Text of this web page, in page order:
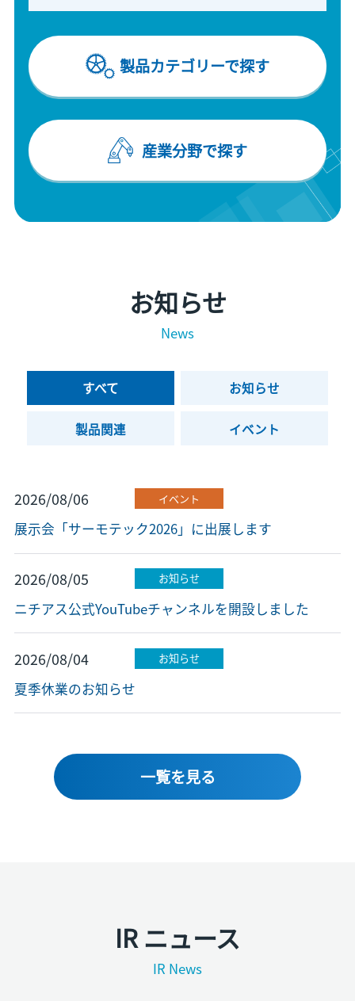
製品カテゴリーで探す
産業分野で探す
お知らせ
News
すべて お知らせ
製品関連 イベント
2026/08/06 イベント
展示会「サーモテック2026」に出展します
2026/08/05 お知らせ
ニチアス公式YouTubeチャンネルを開設しました
2026/08/04 お知らせ
夏季休業のお知らせ
一覧を見る
IR ニュース
IR News